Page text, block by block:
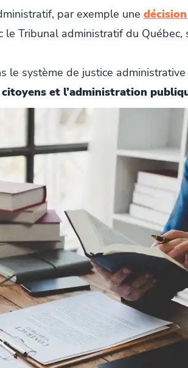
par exemple une
le Tribunal administratif du Québec,
le système de justice
et l’administration